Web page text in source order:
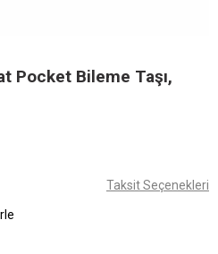
Pocket Bileme Taşı,
Taksit Seçenekleri